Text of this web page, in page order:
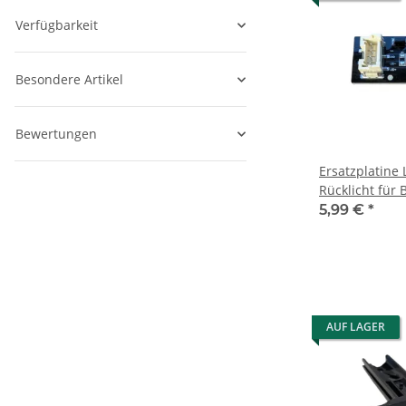
Ersatzplatine
Rücklicht für
Heckleuchte
5,99 € *
AUF LAGER
Verfügbarkeit
Besondere Artikel
Bewertungen